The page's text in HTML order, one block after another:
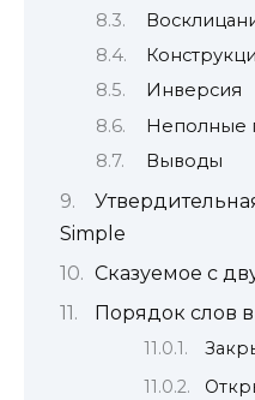
Инверсия
Неполные
Выводы
Simple
Сказуемое с
Порядок слов